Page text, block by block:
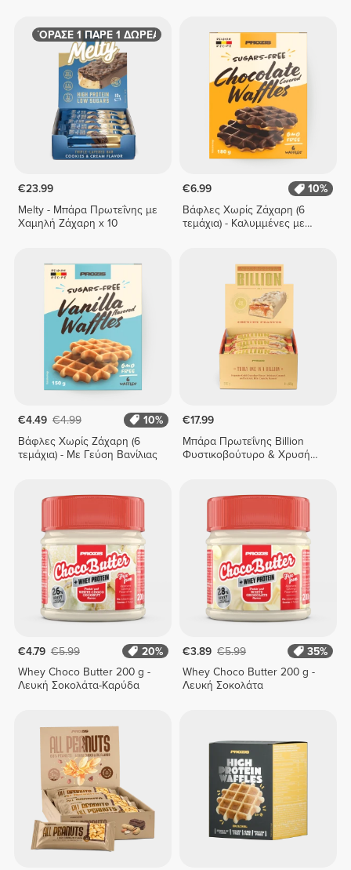
ΑΓΟΡΑΣΕ 1 ΠΑΡΕ 1 ΔΩΡΕΑΝ
€23.99
Melty - Μπάρα Πρωτεΐνης με
Χαμηλή Ζάχαρη x 10
€6.99
10%
Βάφλες Χωρίς Ζάχαρη (6
τεμάχια) - Καλυμμένες με
€4.49 €4.99
10%
Βάφλες Χωρίς Ζάχαρη (6
τεμάχια) - Με Γεύση Βανίλιας
€17.99
Μπάρα Πρωτεΐνης Billion
Φυστικοβούτυρο & Χρυσή
€4.79 €5.99
20%
Whey Choco Butter 200 g -
Λευκή Σοκολάτα-Καρύδα
€3.89 €5.99
35%
Whey Choco Butter 200 g -
Λευκή Σοκολάτα